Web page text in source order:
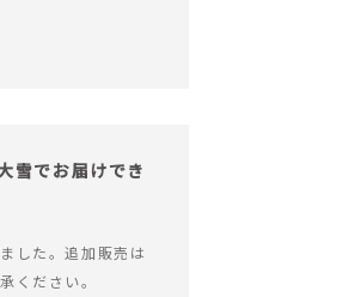
雪でお届けでき
した。追加販売は
ください。